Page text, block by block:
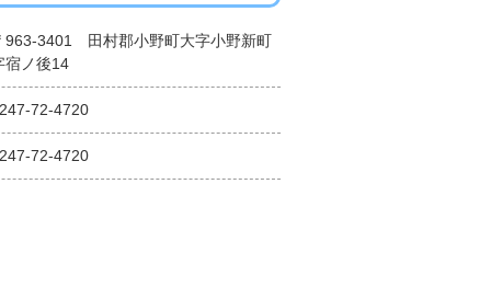
963-3401 田村郡小野町大字小野新町
宿ノ後14
72-4720
72-4720